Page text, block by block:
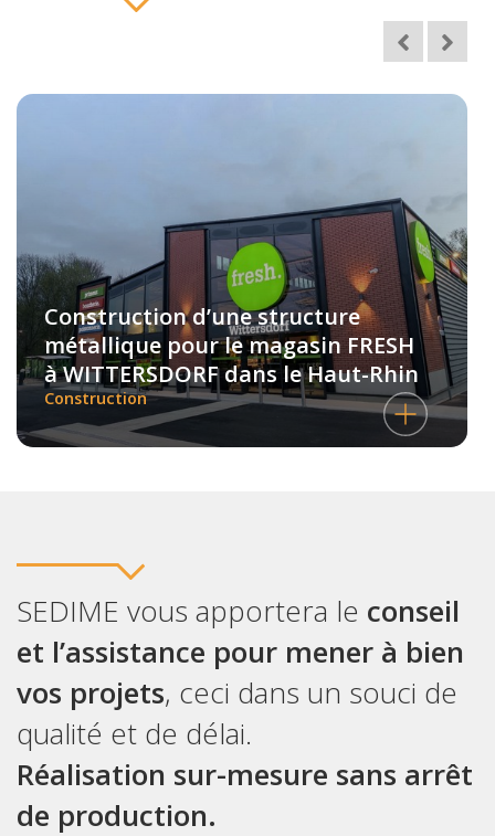
Construction d’une structure
métallique pour le magasin FRESH
à WITTERSDORF dans le Haut-Rhin
Construction
SEDIME vous apportera le conseil
et l’assistance pour mener à bien
vos projets, ceci dans un souci de
qualité et de délai.
Réalisation sur-mesure sans arrêt
de production.